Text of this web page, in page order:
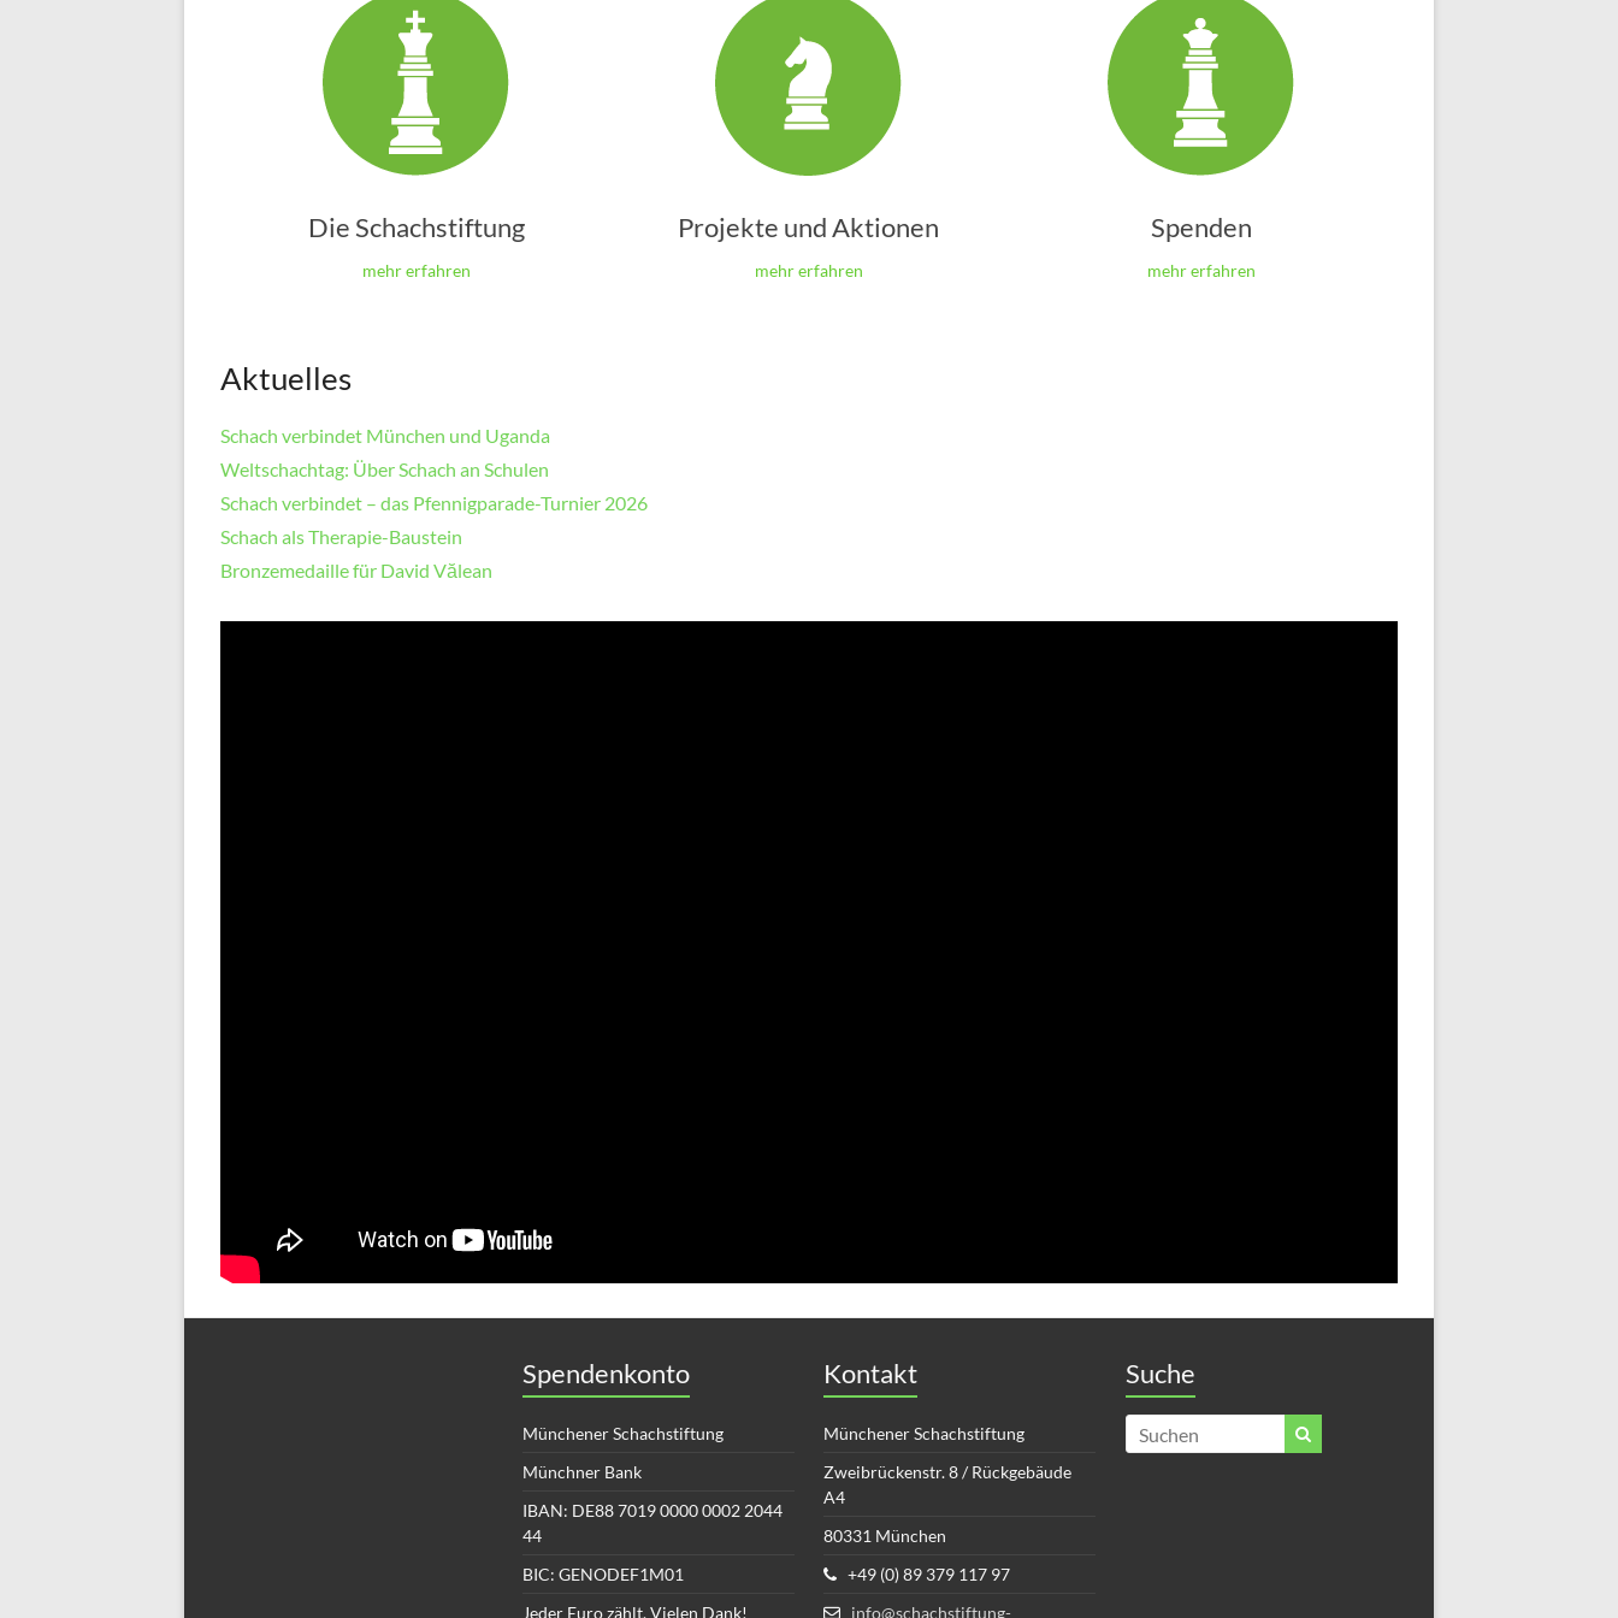
Die Schachstiftung
mehr erfahren
Projekte und Aktionen
mehr erfahren
Spenden
mehr erfahren
Aktuelles
Schach verbindet München und Uganda
Weltschachtag: Über Schach an Schulen
Schach verbindet – das Pfennigparade-Turnier 2026
Schach als Therapie-Baustein
Bronzemedaille für David Vălean
Spendenkonto
Münchener Schachstiftung
Münchner Bank
IBAN: DE88 7019 0000 0002 2044
44
BIC: GENODEF1M01
Jeder Euro zählt. Vielen Dank!
Kontakt
Münchener Schachstiftung
Zweibrückenstr. 8 / Rückgebäude
A4
80331 München
+49 (0) 89 379 117 97
info@schachstiftung-
Suche